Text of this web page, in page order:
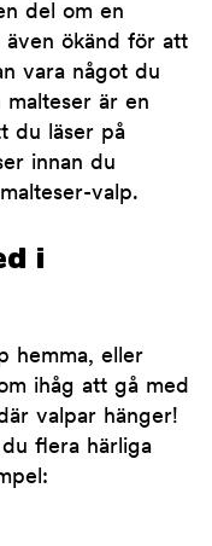
del om en
även ökänd för att
vara något du
är en
du läser på
innan du
valp.
i
hemma, eller
ihåg att gå med
valpar hänger!
flera härliga